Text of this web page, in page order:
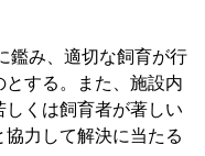
鑑み、適切な飼育が行
する。また、施設内
くは飼育者が著しい
力して解決に当たる